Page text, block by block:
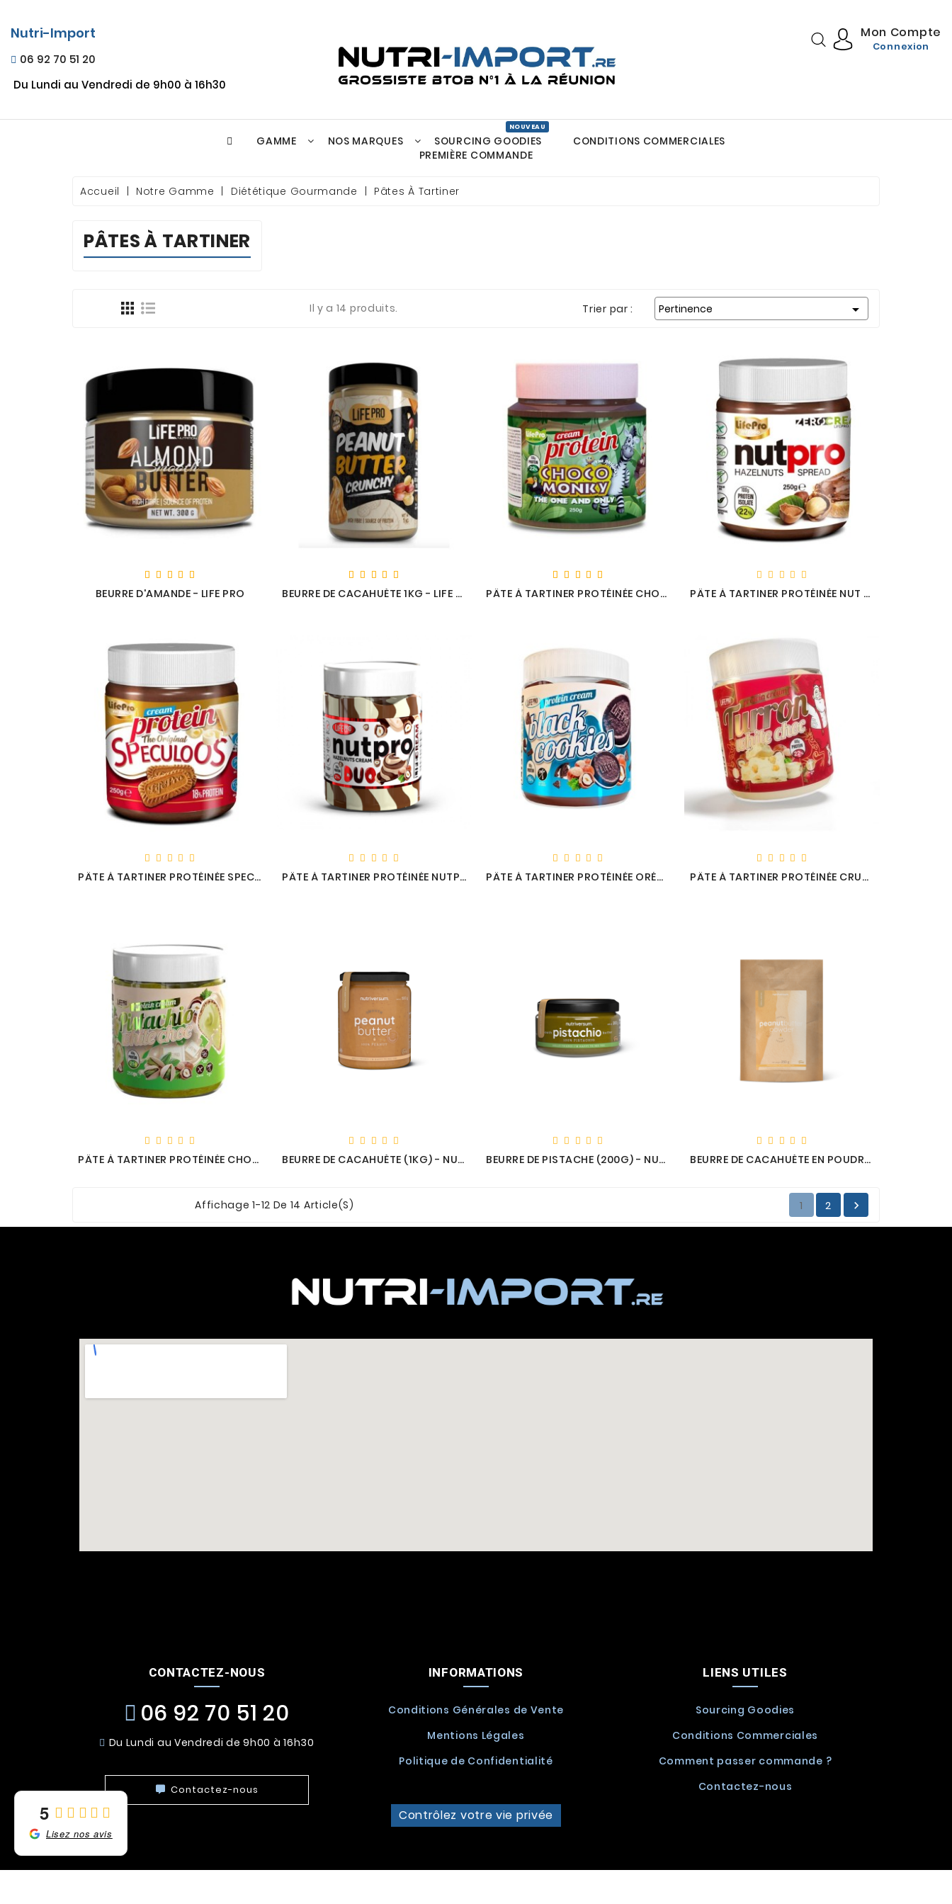
Nutri-Import
06 92 70 51 20
Du Lundi au Vendredi de 9h00 à 16h30
Mon Compte
Connexion
GAMME NOS MARQUES SOURCING GOODIES
CONDITIONS COMMERCIALES
PREMIÈRE COMMANDE
Accueil Notre Gamme Diététique Gourmande Pâtes À Tartiner
PÂTES À TARTINER
Il y a 14 produits. Trier par : Pertinence 
BEURRE D'AMANDE - LIFE PRO BEURRE DE CACAHUÈTE 1KG - LIFE PRO PÂTE À TARTINER PROTÉINÉE CHOCO MONKY - LIFE PRO PÂTE À TARTINER PROTÉINÉE NUT PRO - LIFE PRO
PÂTE À TARTINER PROTÉINÉE SPECULOOS - LIFE PRO PÂTE À TARTINER PROTÉINÉE NUTPRO DUO - LIFE PRO PÂTE À TARTINER PROTÉINÉE ORÉO - LIFE PRO PÂTE À TARTINER PROTÉINÉE CRUNCHY AU NOUGAT - LIFE PRO
PÂTE À TARTINER PROTÉINÉE CHOCO BLANC PISTACHE - LIFE PRO BEURRE DE CACAHUÈTE (1KG) - NUTRIVERSUM BEURRE DE PISTACHE (200G) - NUTRIVERSUM BEURRE DE CACAHUÈTE EN POUDRE - NUTRIVERSUM
Affichage 1-12 De 14 Article(s) 1 2 
5
Lisez nos avis
CONTACTEZ-NOUS
06 92 70 51 20
Du Lundi au Vendredi de 9h00 à 16h30
Contactez-nous
INFORMATIONS
Conditions Générales de Vente
Mentions Légales
Politique de Confidentialité
Contrôlez votre vie privée
LIENS UTILES
Sourcing Goodies
Conditions Commerciales
Comment passer commande ?
Contactez-nous